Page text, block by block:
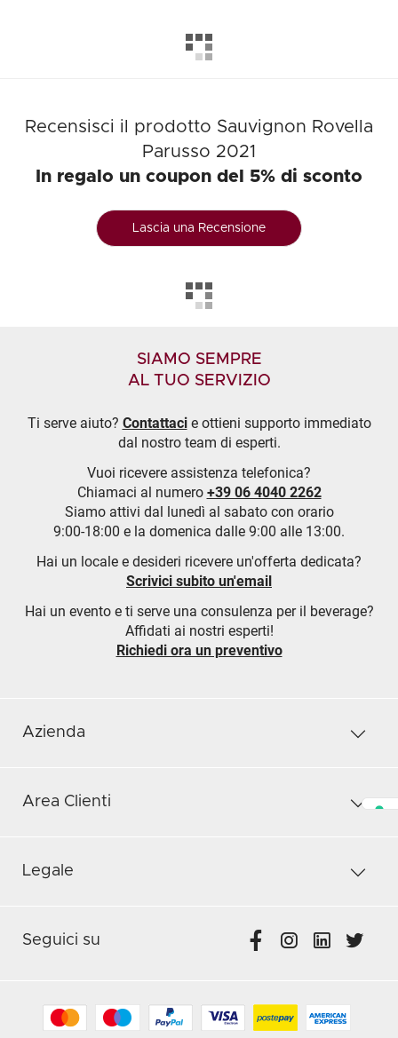
Recensisci il prodotto Sauvignon Rovella
Parusso 2021
In regalo un coupon del 5% di sconto
Lascia una Recensione
SIAMO SEMPRE
AL TUO SERVIZIO
Ti serve aiuto? Contattacie ottieni supporto immediato
dal nostro team di esperti.
Vuoi ricevere assistenza telefonica?
Chiamaci al numero +39 06 4040 2262
Siamo attivi dal lunedì al sabato con orario
9:00-18:00 e la domenica dalle 9:00 alle 13:00.
Hai un locale e desideri ricevere un'offerta dedicata?
Scrivici subito un'email
Hai un evento e ti serve una consulenza per il beverage?
Affidati ai nostri esperti!
Richiedi ora un preventivo
Azienda
Area Clienti
Legale
Seguici su